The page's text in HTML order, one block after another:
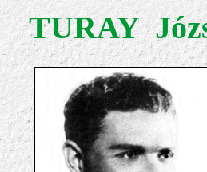
TURAY